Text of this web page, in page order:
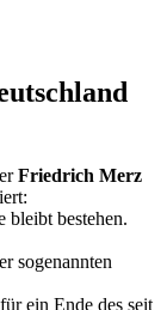
Friedrich Merz
bleibt bestehen.
sogenannten
ein Ende des seit